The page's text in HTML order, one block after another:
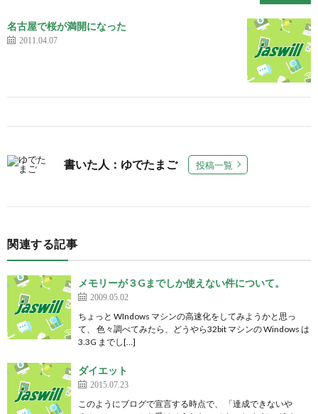
名古屋で桜が満開になった
2011.04.07
書いた人：ゆでたまご 投稿一覧
関連する記事
メモリーが３Gまでしか使えない件について。
2009.05.02
ちょっと WIndows マシンの高速化をしてみようかと思っ
て、 色々調べてみたら、どうやら32bit マシンの Windows は
3.3G までし[…]
ダイエット
2015.07.23
このようにブログで宣言する時点で、 「達成できないや